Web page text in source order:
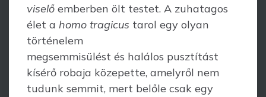
viselő emberben ölt testet. A zuhatagos
élet a homo tragicus tarol egy olyan
történelem
megsemmisülést és halálos pusztítást
kísérő robaja közepette, amelyről nem
tudunk semmit, mert belőle csak egy